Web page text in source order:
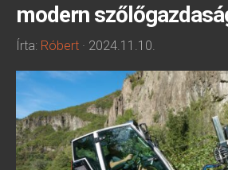
modern
Írta: Róbert · 2024.11.10.